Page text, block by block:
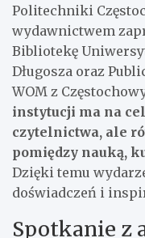
Politechniki
wydawnictwem
Bibliotekę
Długosza oraz
WOM z
instytucji ma na
czytelnictwa, ale
pomiędzy nauką,
Dzięki temu
doświadczeń i
Spotkanie z